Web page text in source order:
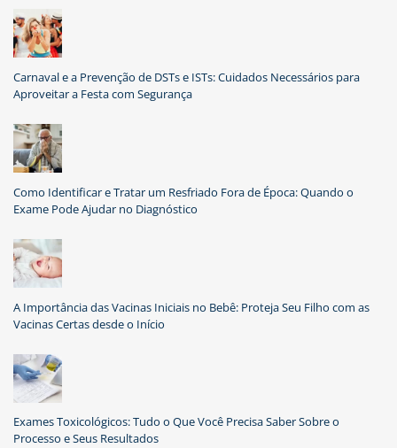
Carnaval e a Prevenção de DSTs e ISTs: Cuidados Necessários para
Aproveitar a Festa com Segurança
Como Identificar e Tratar um Resfriado Fora de Época: Quando o
Exame Pode Ajudar no Diagnóstico
A Importância das Vacinas Iniciais no Bebê: Proteja Seu Filho com as
Vacinas Certas desde o Início
Exames Toxicológicos: Tudo o Que Você Precisa Saber Sobre o
Processo e Seus Resultados